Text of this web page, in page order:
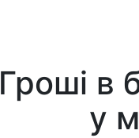
Гроші в
у